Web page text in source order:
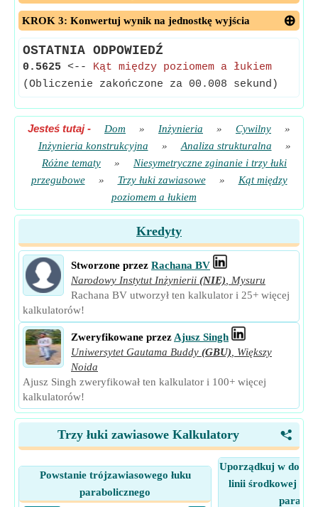
KROK 3: Konwertuj wynik na jednostkę wyjścia
OSTATNIA ODPOWIEDŹ
0.5625 <-- Kąt między poziomem a łukiem
(Obliczenie zakończone za 00.008 sekund)
Jesteś tutaj- Dom » Inżynieria » Cywilny
»
Inżynieria konstrukcyjna
» Analiza strukturalna
»
Różne tematy
»
Niesymetryczne zginanie i trzy łuki
przegubowe
» Trzy łuki zawiasowe »
Kąt między
poziomem a łukiem
Kredyty
Stworzone przez Rachana BV
Narodowy Instytut Inżynierii (NIE)
Mysuru
Rachana BV utworzył ten kalkulator i 25+ więcej
kalkulatorów!
Zweryfikowane przez Ajusz Singh
Uniwersytet Gautama Buddy (GBU)
Większy
Noida
Ajusz Singh zweryfikował ten kalkulator i 100+ więcej
kalkulatorów!
<
Trzy łuki zawiasowe Kalkulatory
Powstanie trójzawiasowego łuku
parabolicznego
Uporządkuj w
linii środkowej